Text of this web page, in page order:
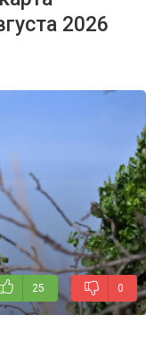
2026
25 0